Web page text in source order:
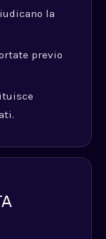
la
previo